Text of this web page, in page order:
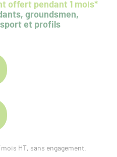
offert pendant 1 mois*
groundsmen,
et profils
HT, sans engagement.